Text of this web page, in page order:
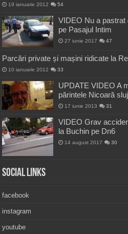
19 ianuarie 2012 54
VIDEO Nu a
pe Pasajul Intim
27 iunie 2017 47
Parcări private și mașini ridicate la
10 ianuarie 2012 33
UPDATE VIDEO A
părintele Nicoară
17 iunie 2013 31
VIDEO Grav
la Buchin pe Dn6
14 august 2017 30
Social Links
facebook
instagram
youtube